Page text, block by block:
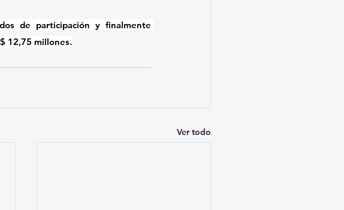
de participación y finalmente
12,75 millones.
Ver todo